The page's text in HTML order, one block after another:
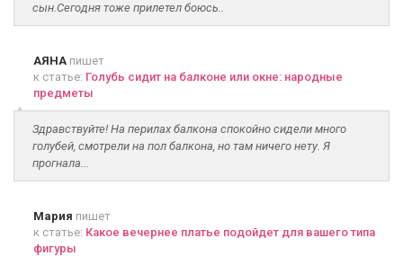
сын.Сегодня тоже прилетел боюсь..
АЯНА пишет
к статье: Голубь сидит на балконе или окне: народные
предметы
Здравствуйте! На перилах балкона спокойно сидели много
голубей, смотрели на пол балкона, но там ничего нету. Я
прогнала...
Мария пишет
к статье: Какое вечернее платье подойдет для вашего типа
фигуры